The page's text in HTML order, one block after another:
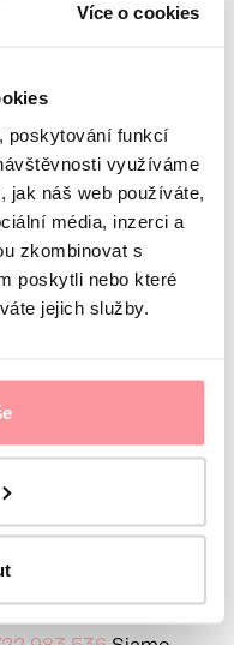
Více o cookies
poskytování funkcí
využíváme
jak náš web používáte,
média, inzerci a
zkombinovat s
poskytli nebo které
jejich služby.
dal punto di
mesi successivi al
subito alle
quando c’è un
volta
l'infertilità
successivo